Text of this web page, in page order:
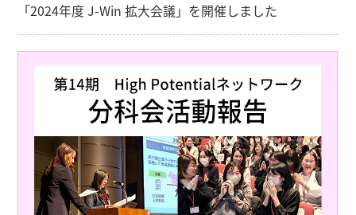
「2024年度 J-Win 拡大会議」を開催しました